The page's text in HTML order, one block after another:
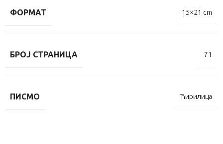
ФОРМАТ 15×21 cm
БРОЈ СТРАНИЦА 71
ПИСМО Ћирилица